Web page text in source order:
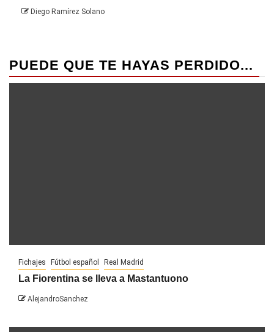
Diego Ramírez Solano
PUEDE QUE TE HAYAS PERDIDO...
Fichajes Fútbol español Real Madrid
La Fiorentina se lleva a Mastantuono
AlejandroSanchez